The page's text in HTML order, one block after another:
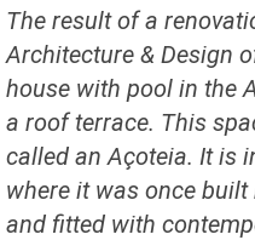
The result of a
Architecture & Design
house with pool in the
a roof terrace. This
called an Açoteia. It is
where it was once
and fitted with